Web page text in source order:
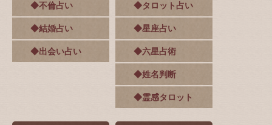
◆不倫占い
◆結婚占い
◆出会い占い
◆タロット占い
◆星座占い
◆六星占術
◆姓名判断
◆霊感タロット